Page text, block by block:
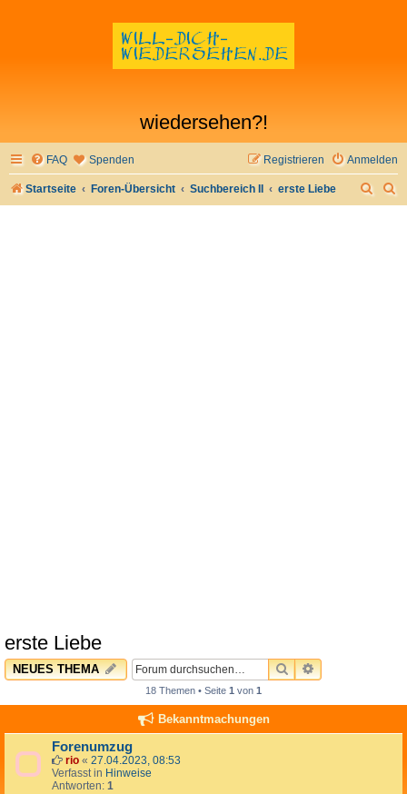
wiedersehen?!
FAQ Spenden Anmelden
Registrieren
Startseite Foren-Übersicht Suchbereich II erste Liebe
erste Liebe
NEUES THEMA SUCHEERWEITERTE
18 Themen • Seite 1 von 1
Bekanntmachungen
Forenumzug
rio « 27.04.2023, 08:53
Verfasst in Hinweise
Antworten: 1